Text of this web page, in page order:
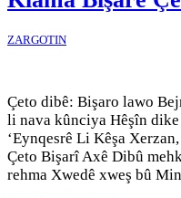
ZARGOTIN
Çeto dibê: Bişaro lawo
li nava kûnciya Hêşîn
‘Eynqesrê Li Kêşa
Çeto Bişarî Axê Dibû
rehma Xwedê xweş bû